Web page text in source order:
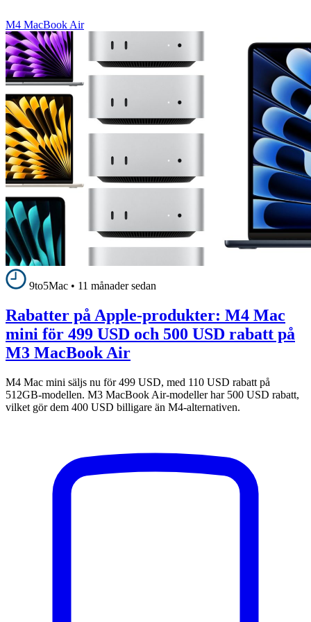
M4 MacBook Air
9to5Mac • 11 månader sedan
Rabatter på Apple-produkter: M4 Mac
mini för 499 USD och 500 USD rabatt på
M3 MacBook Air
M4 Mac mini säljs nu för 499 USD, med 110 USD rabatt på
512GB-modellen. M3 MacBook Air-modeller har 500 USD rabatt,
vilket gör dem 400 USD billigare än M4-alternativen.